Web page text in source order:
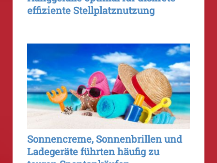
effiziente Stellplatznutzung
Sonnencreme, Sonnenbrillen und
Ladegeräte führten häufig zu